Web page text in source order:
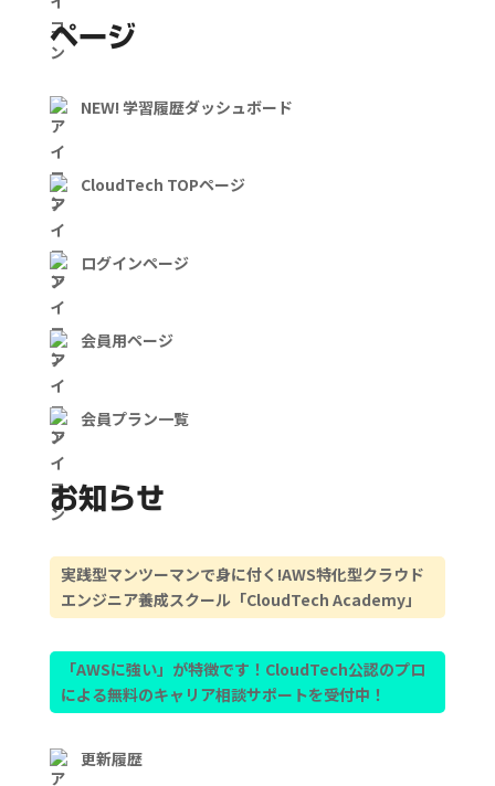
ページ
NEW! 学習履歴ダッシュボード
CloudTech TOPページ
ログインページ
会員用ページ
会員プラン一覧
お知らせ
実践型マンツーマンで身に付く!AWS特化型クラウド
エンジニア養成スクール「CloudTech Academy」
「AWSに強い」が特徴です！CloudTech公認のプロ
による無料のキャリア相談サポートを受付中！
更新履歴